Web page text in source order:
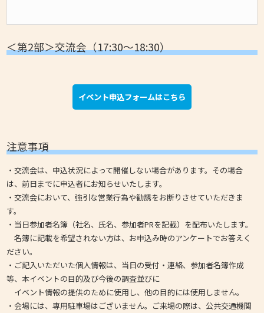
＜第2部＞交流会（17:30～18:30）
イベント申込フォームはこちら
注意事項
・交流会は、申込状況によって開催しない場合があります。その場合
は、前日までに申込者にお知らせいたします。
・交流会において、強引な営業行為や勧誘をお断りさせていただきま
す。
・当日参加者名簿（社名、氏名、参加者PRを記載）を配布いたします。
名簿に記載を希望されない方は、お申込み時のアンケートでお答えく
ださい。
・ご記入いただいた個人情報は、当日の受付・連絡、参加者名簿作成
等、本イベントの目的及び今後の調査並びに
イベント情報の提供のために使用し、他の目的には使用しません。
・会場には、専用駐車場はございません。ご来場の際は、公共交通機関